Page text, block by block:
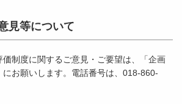
見等について
価制度に関するご意見・ご要望は、「企画
お願いします。電話番号は、018-860-